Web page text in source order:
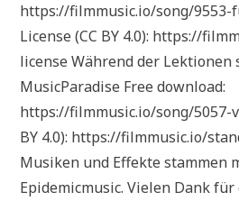
https://filmmusic.io/song/
License (CC BY 4.0): https://
license Während der
MusicParadise Free download:
https://filmmusic.io/song/5057-
BY 4.0): https://filmmusic.io/
Musiken und Effekte stammen
Epidemicmusic. Vielen Dank